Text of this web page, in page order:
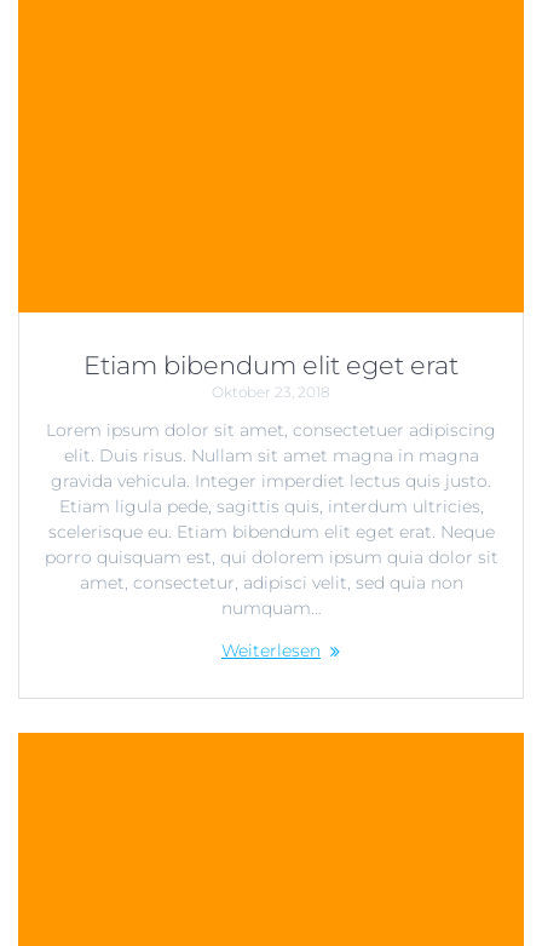
Etiam bibendum elit eget erat
Oktober 23, 2018
Lorem ipsum dolor sit amet, consectetuer adipiscing
elit. Duis risus. Nullam sit amet magna in magna
gravida vehicula. Integer imperdiet lectus quis justo.
Etiam ligula pede, sagittis quis, interdum ultricies,
scelerisque eu. Etiam bibendum elit eget erat. Neque
porro quisquam est, qui dolorem ipsum quia dolor sit
amet, consectetur, adipisci velit, sed quia non
numquam…
Weiterlesen